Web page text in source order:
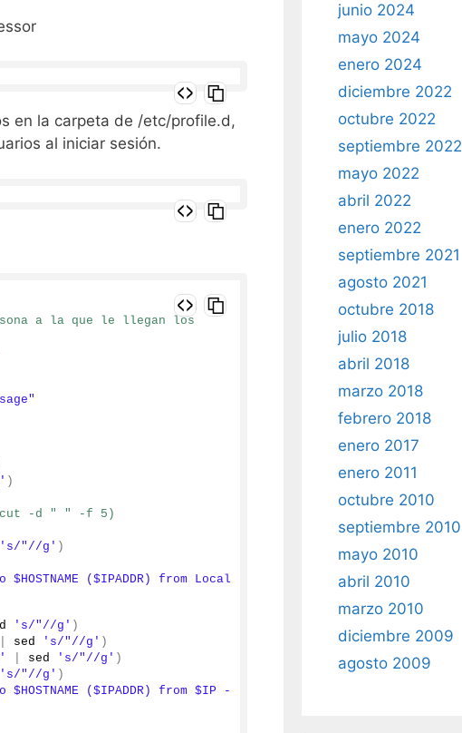
en la carpeta de /etc/profile.d,
al iniciar sesión.
a la que le llegan los
)
-d " " -f 5)
's/"//g' )
($IPADDR) from Local
's/"//g' )
sed 's/"//g' )
sed 's/"//g' )
's/"//g' )
($IPADDR) from $IP -
junio 2024
mayo 2024
enero 2024
diciembre 2022
octubre 2022
septiembre 2022
mayo 2022
abril 2022
enero 2022
septiembre 2021
agosto 2021
octubre 2018
julio 2018
abril 2018
marzo 2018
febrero 2018
enero 2017
enero 2011
octubre 2010
septiembre 2010
mayo 2010
abril 2010
marzo 2010
diciembre 2009
agosto 2009